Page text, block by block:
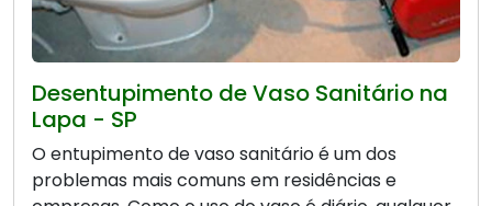
Desentupimento de Vaso Sanitário na
Lapa - SP
O entupimento de vaso sanitário é um dos
problemas mais comuns em residências e